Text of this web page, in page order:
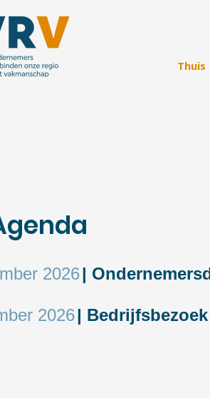
Thuis
2026|
2026| Bedrijfsbezoek